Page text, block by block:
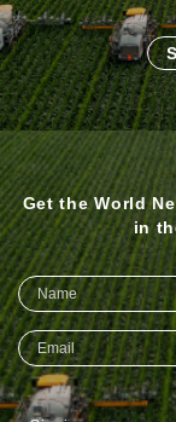
Get the World
in